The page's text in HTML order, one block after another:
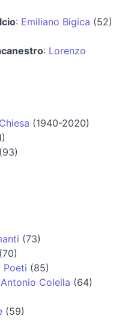
: Emiliano Bigica (52)
: Lorenzo
(1940-2020)
(93)
(73)
(70)
Poeti (85)
Antonio Colella (64)
(59)